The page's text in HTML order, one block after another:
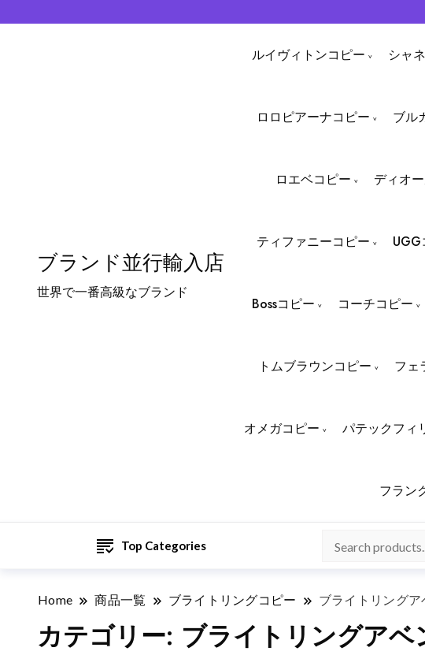
ブランド並行輸入店
世界で一番高級なブランド
ルイヴィトンコピー シャ
ロロピアーナコピー ブル
ロエベコピー ディオ
ティファニーコピー UGG
Bossコピー コーチコピー
トムブラウンコピー フェ
オメガコピー パテックフィ
フラン
Top Categories
Home 商品一覧 ブライトリングコピー ブライトリング
カテゴリー: ブライトリングアベ